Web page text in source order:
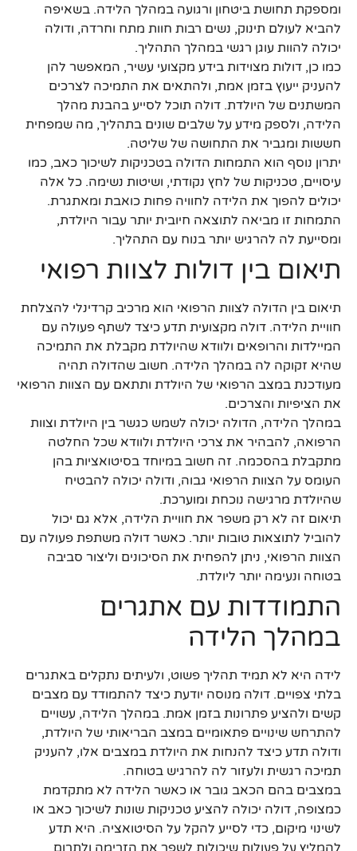
ומספקת תחושת ביטחון ורגועה במהלך הלידה. בשאיפה
להביא לעולם תינוק, נשים רבות חוות מתח וחרדה, ודולה
יכולה להוות עוגן רגשי במהלך התהליך.
כמו כן, דולות מצוידות בידע מקצועי עשיר, המאפשר להן
להעניק ייעוץ בזמן אמת, ולהתאים את התמיכה לצרכים
המשתנים של היולדת. דולה תוכל לסייע בהבנת מהלך
הלידה, ולספק מידע על שלבים שונים בתהליך, מה שמפחית
חששות ומגביר את התחושה של שליטה.
יתרון נוסף הוא התמחות הדולה בטכניקות לשיכוך כאב, כמו
עיסויים, טכניקות של לחץ נקודתי, ושיטות נשימה. כל אלה
יכולים להפוך את הלידה לחוויה פחות כואבת ומאתגרת.
התמחות זו מביאה לתוצאה חיובית יותר עבור היולדת,
ומסייעת לה להרגיש יותר בנוח עם התהליך.
תיאום בין דולות לצוות רפואי
תיאום בין הדולה לצוות הרפואי הוא מרכיב קרדינלי להצלחת
חוויית הלידה. דולה מקצועית תדע כיצד לשתף פעולה עם
המיילדות והרופאים ולוודא שהיולדת מקבלת את התמיכה
שהיא זקוקה לה במהלך הלידה. חשוב שהדולה תהיה
מעודכנת במצב הרפואי של היולדת ותתאם עם הצוות הרפואי
את הציפיות והצרכים.
במהלך הלידה, הדולה יכולה לשמש כגשר בין היולדת וצוות
הרפואה, להבהיר את צרכי היולדת ולוודא שכל החלטה
מתקבלת בהסכמה. זה חשוב במיוחד בסיטואציות בהן
העומס על הצוות הרפואי גבוה, ודולה יכולה להבטיח
שהיולדת מרגישה נוכחת ומוערכת.
תיאום זה לא רק משפר את חוויית הלידה, אלא גם יכול
להוביל לתוצאות טובות יותר. כאשר דולה משתפת פעולה עם
הצוות הרפואי, ניתן להפחית את הסיכונים וליצור סביבה
בטוחה ונעימה יותר ליולדת.
התמודדות עם אתגרים
במהלך הלידה
לידה היא לא תמיד תהליך פשוט, ולעיתים נתקלים באתגרים
בלתי צפויים. דולה מנוסה יודעת כיצד להתמודד עם מצבים
קשים ולהציע פתרונות בזמן אמת. במהלך הלידה, עשויים
להתרחש שינויים פתאומיים במצב הבריאותי של היולדת,
ודולה תדע כיצד להנחות את היולדת במצבים אלו, להעניק
תמיכה רגשית ולעזור לה להרגיש בטוחה.
במצבים בהם הכאב גובר או כאשר הלידה לא מתקדמת
כמצופה, דולה יכולה להציע טכניקות שונות לשיכוך כאב או
לשינוי מיקום, כדי לסייע להקל על הסיטואציה. היא תדע